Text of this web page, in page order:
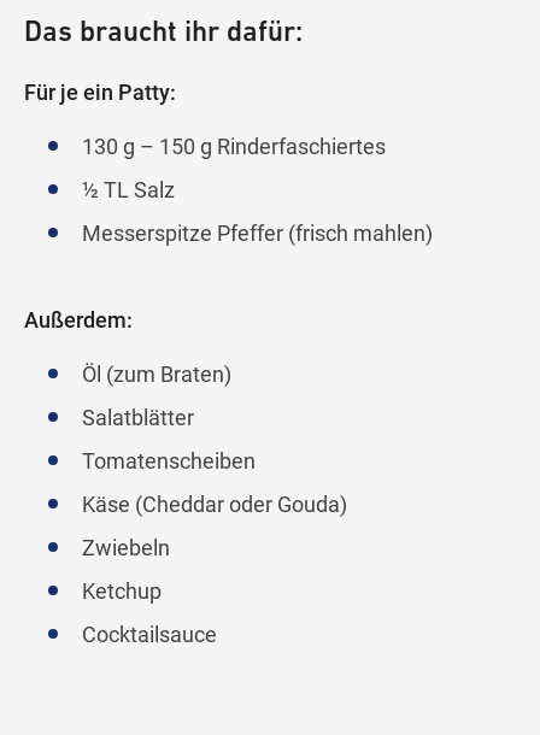
Das braucht ihr dafür:
Für je ein Patty:
130 g – 150 g Rinderfaschiertes
½ TL Salz
Messerspitze Pfeffer (frisch mahlen)
Außerdem:
Öl (zum Braten)
Salatblätter
Tomatenscheiben
Käse (Cheddar oder Gouda)
Zwiebeln
Ketchup
Cocktailsauce